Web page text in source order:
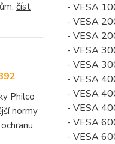
číst
Philco
normy
- VESA
- VESA
- VESA
- VESA
- VESA
- VESA
- VESA
- VESA
- VESA
- VESA